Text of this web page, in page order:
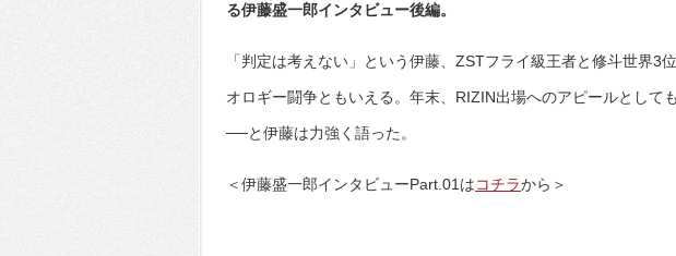
る伊藤盛一郎インタビュー後編。
「判定は考えない」という伊藤、ZSTフライ級王者と修斗世界3
オロギー闘争ともいえる。年末、RIZIN出場へのアピールとして
──と伊藤は力強く語った。
＜伊藤盛一郎インタビューPart.01はコチラから＞